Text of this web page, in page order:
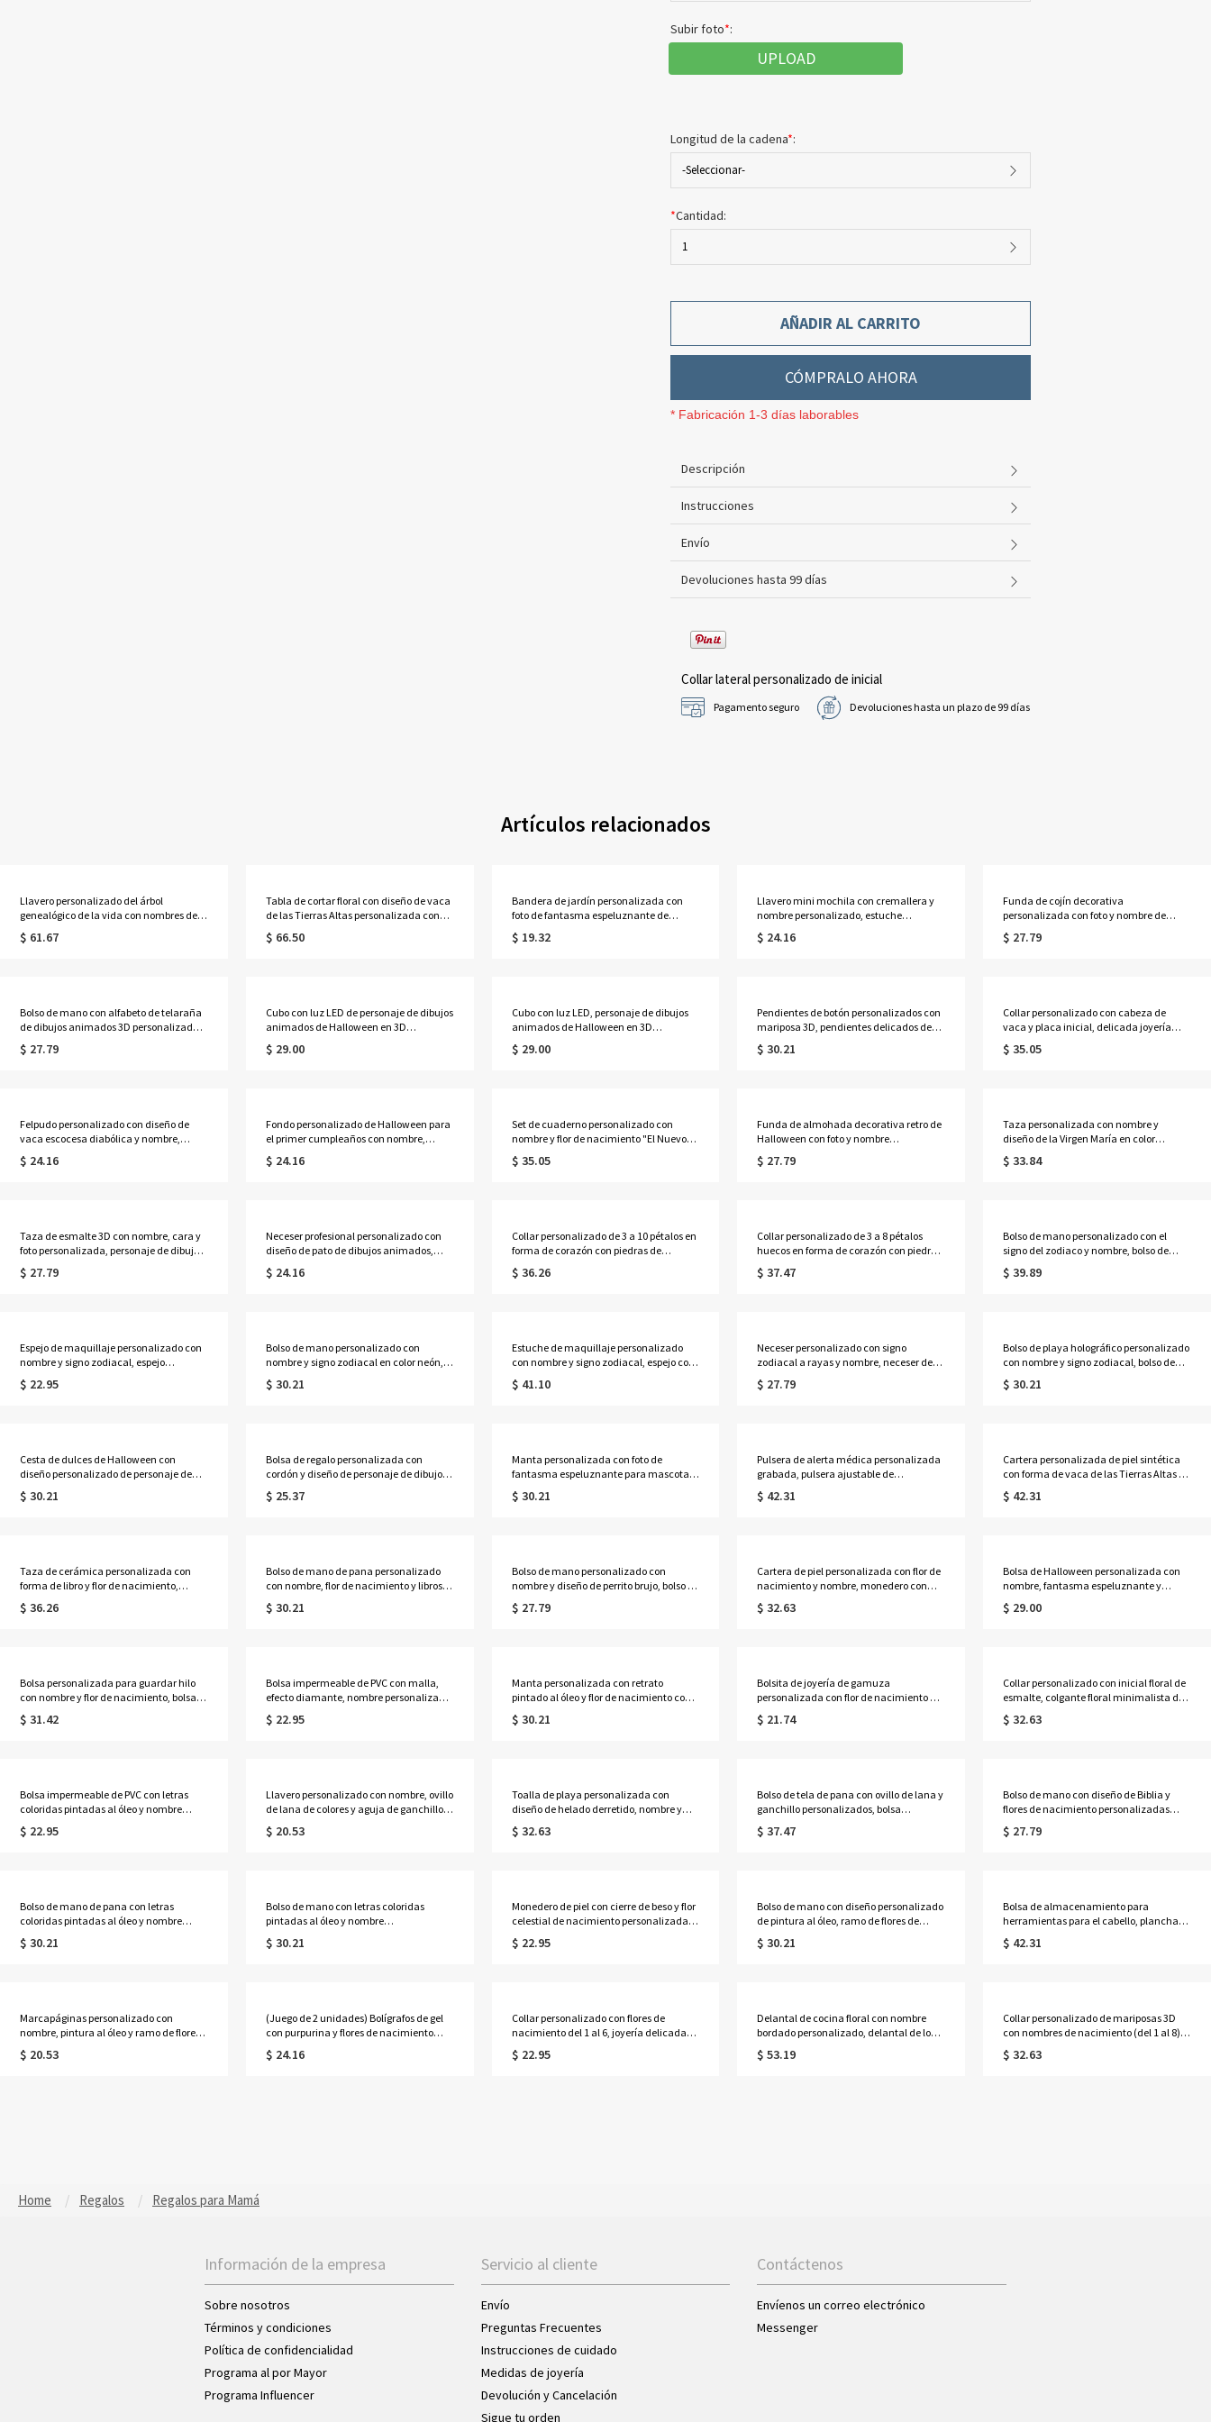
Subir foto*:
UPLOAD
Longitud de la cadena*:
-Seleccionar-
*Cantidad:
1
AÑADIR AL CARRITO
CÓMPRALO AHORA
* Fabricación 1-3 días laborables
Descripción
Instrucciones
Envío
Devoluciones hasta 99 días
Collar lateral personalizado de inicial
Pagamento seguro Devoluciones hasta un plazo de 99 días
Artículos relacionados
Llavero personalizado del árbol
genealógico de la vida con nombres de 1
a 13 niños
$ 61.67
Tabla de cortar floral con diseño de vaca
de las Tierras Altas personalizada con
nombre, tabla para servir embutidos de
estilo occidental con ranura para jugo y
$ 66.50
Bandera de jardín personalizada con
foto de fantasma espeluznante de
dibujos animados para mascotas con
nombre, bandera de truco o trato,
$ 19.32
Llavero mini mochila con cremallera y
nombre personalizado, estuche
organizador de auriculares de cuero
sintético, monedero de viaje, adorno
$ 24.16
Funda de cojín decorativa
personalizada con foto y nombre de
mascota con diseño de bruja para
Halloween, funda de almohada con
$ 27.79
Bolso de mano con alfabeto de telaraña
de dibujos animados 3D personalizado
con nombre y foto, de yute/lino, ideal
para pedir dulces o truco, regalo de
$ 27.79
Cubo con luz LED de personaje de dibujos
animados de Halloween en 3D
personalizado con nombre y foto, cesta
para dulces de Halloween, regalo para
$ 29.00
Cubo con luz LED, personaje de dibujos
animados de Halloween en 3D
personalizado con nombre y foto,
alfabeto de telaraña, cesta para dulces
$ 29.00
Pendientes de botón personalizados con
mariposa 3D, pendientes delicados de
plata de ley 925, regalos de
cumpleaños/Día de la Madre/Boda para
$ 30.21
Collar personalizado con cabeza de
vaca y placa inicial, delicada joyería
occidental de inspiración navajo, regalo
de cumpleaños/aniversario para
$ 35.05
Felpudo personalizado con diseño de
vaca escocesa diabólica y nombre,
felpudo antideslizante, decoración
festiva de otoño para el hogar, regalo de
$ 24.16
Fondo personalizado de Halloween para
el primer cumpleaños con nombre,
pancarta de fantasmas, calabazas y
murciélagos, recuerdo de fiesta de
$ 24.16
Set de cuaderno personalizado con
nombre y flor de nacimiento "El Nuevo
Capítulo", cuaderno A5 de piel sintética y
bolígrafo, regalo de
$ 35.05
Funda de almohada decorativa retro de
Halloween con foto y nombre
personalizados, diseño de bruja para
mascotas. Incluye relleno opcional.
$ 27.79
Taza personalizada con nombre y
diseño de la Virgen María en color
lavanda, taza de cerámica bicolor de
325 ml/444 ml para café o té con
$ 33.84
Taza de esmalte 3D con nombre, cara y
foto personalizada, personaje de dibujos
animados de Halloween, 355 ml,
resistente a roturas, ideal para pedir
$ 27.79
Neceser profesional personalizado con
diseño de pato de dibujos animados,
neceser transparente de PVC, ideal para
fiestas, vacaciones o como regalo de
$ 24.16
Collar personalizado de 3 a 10 pétalos en
forma de corazón con piedras de
nacimiento y nombres, delicada joyería
floral familiar, regalo de cumpleaños/Día
$ 36.26
Collar personalizado de 3 a 8 pétalos
huecos en forma de corazón con piedras
de nacimiento y nombres, delicada
joyería floral familiar, regalo de
$ 37.47
Bolso de mano personalizado con el
signo del zodiaco y nombre, bolso de
lona de gran capacidad, ideal para el
día a día, regalo de cumpleaños para
$ 39.89
Espejo de maquillaje personalizado con
nombre y signo zodiacal, espejo
compacto doble con aumento 1x/2x,
regalo de cumpleaños/boda para
$ 22.95
Bolso de mano personalizado con
nombre y signo zodiacal en color neón,
bolso de playa de PVC transparente con
asas de cuerda, regalo de
$ 30.21
Estuche de maquillaje personalizado
con nombre y signo zodiacal, espejo con
luz LED de tres colores, joyero de viaje,
regalo de cumpleaños para
$ 41.10
Neceser personalizado con signo
zodiacal a rayas y nombre, neceser de
viaje, regalo de cumpleaños/boda para
ella/damas de honor/mujeres/amantes
$ 27.79
Bolso de playa holográfico personalizado
con nombre y signo zodiacal, bolso de
mano transparente iridiscente de PVC
impermeable, recuerdo de fiesta para
$ 30.21
Cesta de dulces de Halloween con
diseño personalizado de personaje de
dibujos animados y estampado a
cuadros, bolsa de gran capacidad para
$ 30.21
Bolsa de regalo personalizada con
cordón y diseño de personaje de dibujos
animados de Halloween, bolsa de lona
para pedir dulces, recuerdo de fiesta de
$ 25.37
Manta personalizada con foto de
fantasma espeluznante para mascotas
con nombre, manta de franela/sherpa
con retrato de mascota para cama o
$ 30.21
Pulsera de alerta médica personalizada
grabada, pulsera ajustable de
identificación médica de contacto de
emergencia, regalo para
$ 42.31
Cartera personalizada de piel sintética
con forma de vaca de las Tierras Altas y
nombre, bolso de mano con cremallera
para mujer, regalo de cumpleaños para
$ 42.31
Taza de cerámica personalizada con
forma de libro y flor de nacimiento,
multicolor, 355 ml, ideal para café o té.
Regalo de cumpleaños o graduación
$ 36.26
Bolso de mano de pana personalizado
con nombre, flor de nacimiento y libros,
bolso de gran capacidad con cremallera
y bolsillos laterales, regalo de
$ 30.21
Bolso de mano personalizado con
nombre y diseño de perrito brujo, bolso de
mano de yute/lino de gran capacidad
para Halloween, ideal para pedir dulces
$ 27.79
Cartera de piel personalizada con flor de
nacimiento y nombre, monedero con
bloqueo RFID y múltiples ranuras para
tarjetas, regalo de cumpleaños/Día de la
$ 32.63
Bolsa de Halloween personalizada con
nombre, fantasma espeluznante y
alfabeto de calabaza con luz LED, con
asa, cesta de dulces iluminada, regalo
$ 29.00
Bolsa personalizada para guardar hilo
con nombre y flor de nacimiento, bolsa
de tela Oxford de gran capacidad para
herramientas de ganchillo, regalo de
$ 31.42
Bolsa impermeable de PVC con malla,
efecto diamante, nombre personalizado
y alfabeto de flores de nacimiento, ideal
para la playa, vacaciones, cumpleaños o
$ 22.95
Manta personalizada con retrato
pintado al óleo y flor de nacimiento con
nombre, manta de franela/sherpa para
cama o sofá, decoración del hogar,
$ 30.21
Bolsita de joyería de gamuza
personalizada con flor de nacimiento y
nombre, bolsa de almacenamiento
portátil para pendientes, anillos y
$ 21.74
Collar personalizado con inicial floral de
esmalte, colgante floral minimalista de
plata de ley 925 para superponer, regalo
de cumpleaños para mamá/mujer.
$ 32.63
Bolsa impermeable de PVC con letras
coloridas pintadas al óleo y nombre
personalizado, ideal para la playa o
como regalo de vacaciones, cumpleaños
$ 22.95
Llavero personalizado con nombre, ovillo
de lana de colores y aguja de ganchillo,
llavero de punto acrílico, regalo de
cumpleaños/Día de la Madre para
$ 20.53
Toalla de playa personalizada con
diseño de helado derretido, nombre y
número, toalla de piscina de microfibra
de secado rápido, recuerdo de fiesta
$ 32.63
Bolso de tela de pana con ovillo de lana y
ganchillo personalizados, bolsa
multicompartimento para guardar
lanas, regalo de cumpleaños/Día de la
$ 37.47
Bolso de mano con diseño de Biblia y
flores de nacimiento personalizadas
para mujer negra, bolso de yute de gran
capacidad, regalo de
$ 27.79
Bolso de mano de pana con letras
coloridas pintadas al óleo y nombre
personalizado, bolso de mano con
cremallera de gran capacidad, regalo de
$ 30.21
Bolso de mano con letras coloridas
pintadas al óleo y nombre
personalizado, color neón, bolso de playa
de PVC transparente con asas de cuerda,
$ 30.21
Monedero de piel con cierre de beso y flor
celestial de nacimiento personalizada,
cartera de viaje para mujer, regalo de
cumpleaños/boda para
$ 22.95
Bolso de mano con diseño personalizado
de pintura al óleo, ramo de flores de
nacimiento, color neón, bolso de playa
de PVC transparente a prueba de arena,
$ 30.21
Bolsa de almacenamiento para
herramientas para el cabello, plancha
alisadora y rizadora con nombre
personalizado, diseño de ramo de flores
$ 42.31
Marcapáginas personalizado con
nombre, pintura al óleo y ramo de flores
de nacimiento, clip magnético de cuero,
regalo de cumpleaños/aniversario para
$ 20.53
(Juego de 2 unidades) Bolígrafos de gel
con purpurina y flores de nacimiento
coloridas personalizadas con nombre,
bolígrafos de punta redonda con efecto
$ 24.16
Collar personalizado con flores de
nacimiento del 1 al 6, joyería delicada
de plata de ley 925 para mujer, ideal
para cumpleaños, aniversarios o el Día
$ 22.95
Delantal de cocina floral con nombre
bordado personalizado, delantal de lona
con bolsillos y correa ajustable, regalo
ideal para amantes de la cocina y la
$ 53.19
Collar personalizado de mariposas 3D
con nombres de nacimiento (del 1 al 8),
joyería delicada de plata de ley 925 para
la familia, regalo de cumpleaños/Día de
$ 32.63
Home Regalos Regalos para Mamá
Información de la empresa
Sobre nosotros
Términos y condiciones
Política de confidencialidad
Programa al por Mayor
Programa Influencer
Servicio al cliente
Envío
Preguntas Frecuentes
Instrucciones de cuidado
Medidas de joyería
Devolución y Cancelación
Sigue tu orden
Contáctenos
Envíenos un correo electrónico
Messenger